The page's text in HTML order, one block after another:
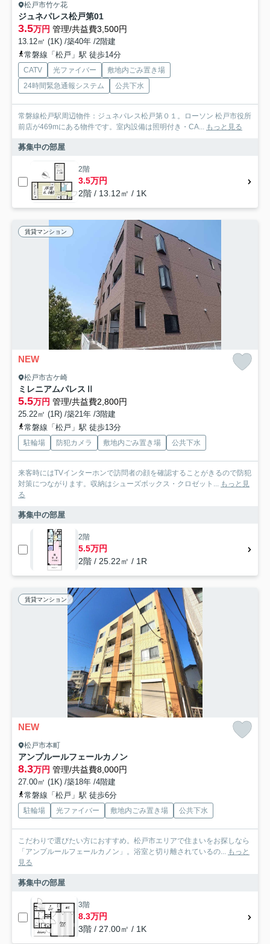
松戸市竹ケ花
ジュネパレス松戸第01
3.5万円 管理/共益費3,500円
13.12㎡ (1K) /築40年 /2階建
常磐線「松戸」駅 徒歩14分
CATV 光ファイバー
敷地内ごみ置き場
24時間緊急通報システム
公共下水
常磐線松戸駅周辺物件：ジュネパレス松戸第０１。ローソン 松戸市役所
前店が469mにある物件です。室内設備は照明付き・CA... もっと見る
募集中の部屋
2階
3.5万円
2階 / 13.12㎡ / 1K
賃貸マンション
NEW
松戸市古ケ崎
ミレニアムパレスⅡ
5.5万円 管理/共益費2,800円
25.22㎡ (1R) /築21年 /3階建
常磐線「松戸」駅 徒歩13分
駐輪場 防犯カメラ 敷地内ごみ置き場 公共下水
来客時にはTVインターホンで訪問者の顔を確認することがきるので防犯
対策につながります。収納はシューズボックス・クロゼット... もっと見
る
募集中の部屋
2階
5.5万円
2階 / 25.22㎡ / 1R
賃貸マンション
NEW
松戸市本町
アンプルールフェールカノン
8.3万円 管理/共益費8,000円
27.00㎡ (1K) /築18年 /4階建
常磐線「松戸」駅 徒歩6分
駐輪場 光ファイバー 敷地内ごみ置き場 公共下水
こだわりで選びたい方におすすめ。松戸市エリアで住まいをお探しなら
「アンプルールフェールカノン」。浴室と切り離されているの... もっと
見る
募集中の部屋
3階
8.3万円
3階 / 27.00㎡ / 1K